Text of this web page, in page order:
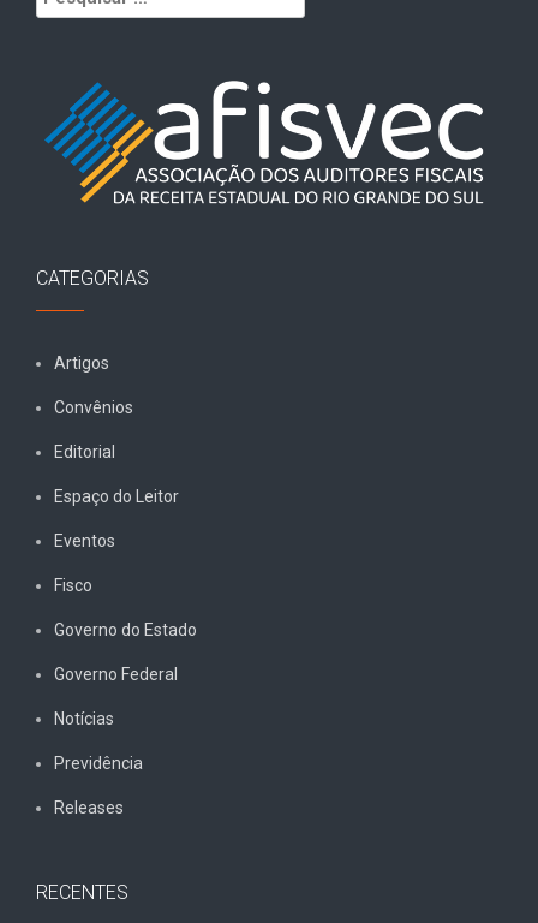
por:
CATEGORIAS
Artigos
Convênios
Editorial
Espaço do Leitor
Eventos
Fisco
Governo do Estado
Governo Federal
Notícias
Previdência
Releases
RECENTES